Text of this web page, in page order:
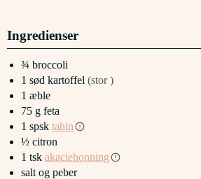
Ingredienser
¾ broccoli
1 sød kartoffel (stor )
1 æble
75 g feta
1 spsk tahin
½ citron
1 tsk akaciehonning
salt og peber